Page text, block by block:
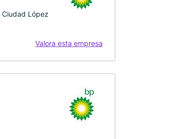
Ciudad López
Valora esta empresa